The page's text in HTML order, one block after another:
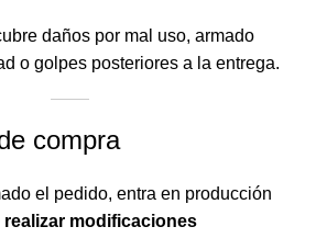
daños por mal uso, armado
o golpes posteriores a la entrega.
compra
el pedido, entra en producción
modificaciones